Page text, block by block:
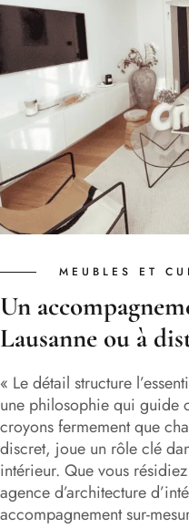
MEUBLES ET
Un
Lausanne ou à
« Le détail structure
une philosophie qui guide
croyons fermement que
discret, joue un rôle clé
intérieur. Que vous
agence d’architecture
accompagnement sur-